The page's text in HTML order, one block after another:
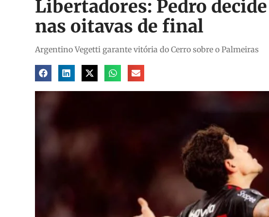
Libertadores: Pedro
nas oitavas de final
Argentino Vegetti garante vitória do Cerro sobre o Palmeiras